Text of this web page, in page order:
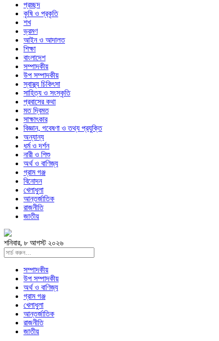
প্রচ্ছদ
কৃষি ও প্রকৃতি
শখ
ভ্রমণ
আইন ও আদালত
শিক্ষা
বাংলাদেশ
সম্পাদকীয়
উপ সম্পাদকীয়
স্বাস্থ্য চিকিৎসা
সাহিত্য ও সংস্কৃতি
প্রবাসের কথা
মত দ্বিমত
সাক্ষাৎকার
বিজ্ঞান, গবেষণা ও তথ্য প্রযুক্তি
অন্যান্য
ধর্ম ও দর্শন
নারী ও শিশু
অর্থ ও বাণিজ্য
গ্রাম গঞ্জ
বিনোদন
খেলাধুলা
আন্তর্জাতিক
রাজনীতি
জাতীয়
শনিবার, ৮ আগস্ট ২০২৬
সম্পাদকীয়
উপ সম্পাদকীয়
অর্থ ও বাণিজ্য
গ্রাম গঞ্জ
খেলাধুলা
আন্তর্জাতিক
রাজনীতি
জাতীয়